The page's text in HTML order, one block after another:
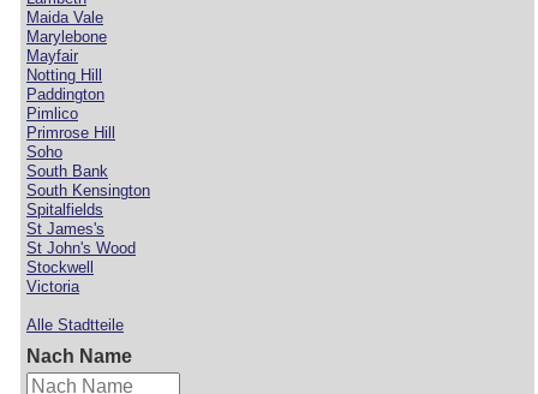
Maida Vale
Marylebone
Mayfair
Notting Hill
Paddington
Pimlico
Primrose Hill
Soho
South Bank
South Kensington
Spitalfields
St James's
St John's Wood
Stockwell
Victoria
Alle Stadtteile
Nach Name